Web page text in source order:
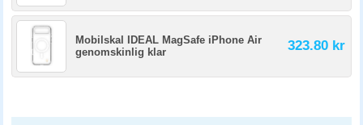
Mobilskal IDEAL MagSafe iPhone Air
genomskinlig klar
323.80 kr